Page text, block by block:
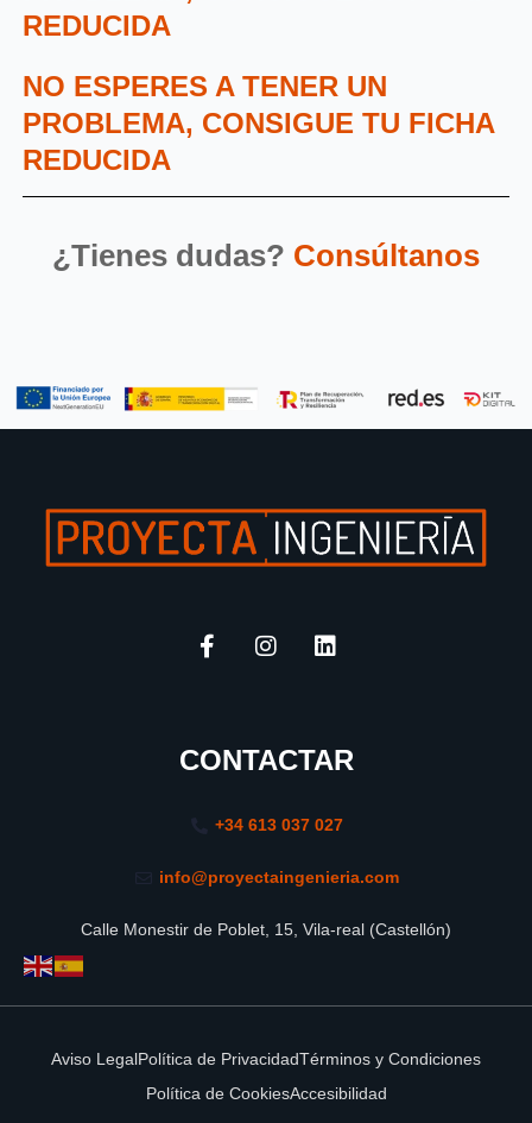
REDUCIDA
NO ESPERES A TENER UN
PROBLEMA, CONSIGUE TU FICHA
REDUCIDA
¿Tienes dudas? Consúltanos
a
c
o
k
n
s
r
a
i
n
i
n
CONTACTAR
+34 613 037 027
info@proyectaingenieria.com
Calle Monestir de Poblet, 15, Vila-real (Castellón)
Aviso LegalPolítica de PrivacidadTérminos y Condiciones
Política de CookiesAccesibilidad